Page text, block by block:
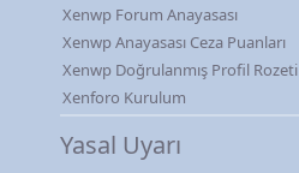
Xenwp Forum Anayasası
Xenwp Anayasası Ceza Puanları
Xenwp Doğrulanmış Profil Rozeti
Xenforo Kurulum
Yasal Uyarı